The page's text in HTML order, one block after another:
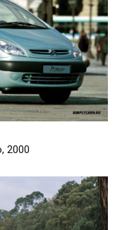
2000